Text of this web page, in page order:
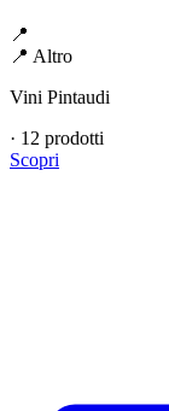
📍
📍 Altro
Vini Pintaudi
· 12 prodotti
Scopri